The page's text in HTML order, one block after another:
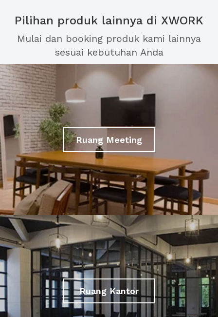
Pilihan produk lainnya di XWORK
Mulai dan booking produk kami lainnya
sesuai kebutuhan Anda
Ruang Meeting
Ruang Kantor